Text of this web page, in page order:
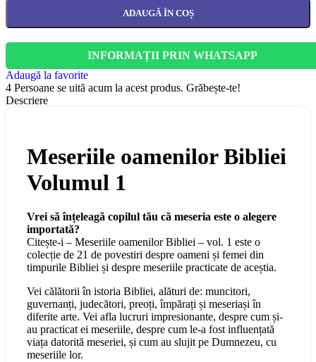
ADAUGĂ ÎN COȘ
INFORMAȚII PRIN WHATSAPP
Adaugă la favorite
4 Persoane se uită acum la acest produs. Grăbește-te!
Descriere
Meseriile oamenilor Bibliei
Volumul 1
Vrei să înțeleagă copilul tău că meseria este o alegere
importată?
Citește-i – Meseriile oamenilor Bibliei – vol. 1 este o
colecție de 21 de povestiri despre oameni și femei din
timpurile Bibliei și despre meseriile practicate de aceștia.
Vei călătorii în istoria Bibliei, alături de: muncitori,
guvernanți, judecători, preoți, împărați și meseriași în
diferite arte. Vei afla lucruri impresionante, despre cum și-
au practicat ei meseriile, despre cum le-a fost influențată
viața datorită meseriei, și cum au slujit pe Dumnezeu, cu
meseriile lor.